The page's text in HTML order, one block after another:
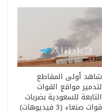
شاهد أولى المقاطع
لتدمير مواقع القوات
التابعة للسعودية بضربات
قوات صنعاء (3 فيديوهات)